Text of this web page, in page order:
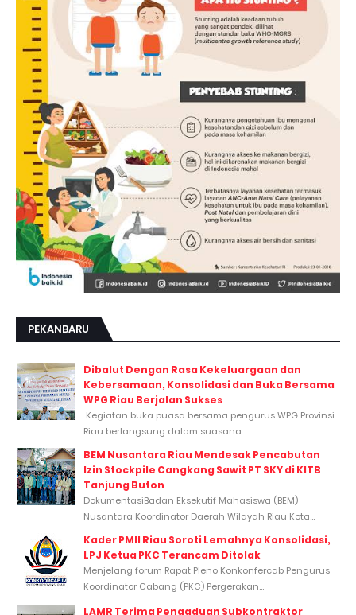
PEKANBARU
Dibalut Dengan Rasa Kekeluargaan dan
Kebersamaan, Konsolidasi dan Buka Bersama
WPG Riau Berjalan Sukses
Kegiatan buka puasa bersama pengurus WPG Provinsi
Riau berlangsung dalam suasana...
BEM Nusantara Riau Mendesak Pencabutan
Izin Stockpile Cangkang Sawit PT SKY di KITB
Tanjung Buton
DokumentasiBadan Eksekutif Mahasiswa (BEM)
Nusantara Koordinator Daerah Wilayah Riau Kota...
Kader PMII Riau Soroti Lemahnya Konsolidasi,
LPJ Ketua PKC Terancam Ditolak
Menjelang forum Rapat Pleno Konkonfercab Pengurus
Koordinator Cabang (PKC) Pergerakan...
LAMR Terima Pengaduan Subkontraktor